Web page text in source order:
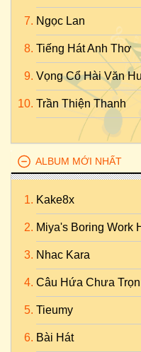
Ngọc Lan
Tiếng Hát Anh Thơ
Vọng Cổ Hài Văn
Trần Thiện Thanh
ALBUM MỚI NHẤT
Kake8x
Miya's Boring Work
Nhac Kara
Câu Hứa Chưa
Tieumy
Bài Hát